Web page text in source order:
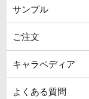
サンプル
ご注文
キャラペディア
よくある質問